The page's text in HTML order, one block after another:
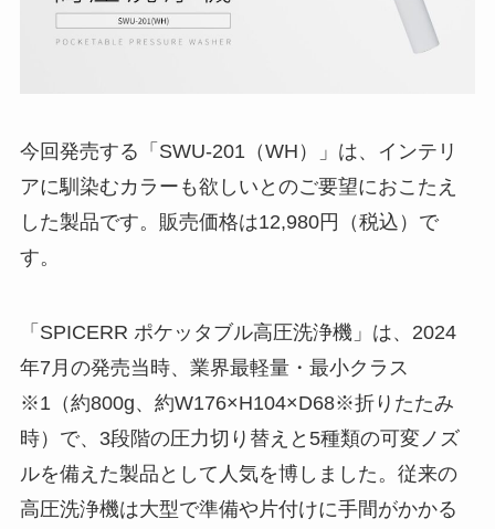
今回発売する「SWU-201（WH）」は、インテリ
アに馴染むカラーも欲しいとのご要望におこたえ
した製品です。販売価格は12,980円（税込）で
す。
「SPICERR ポケッタブル高圧洗浄機」は、2024
年7月の発売当時、業界最軽量・最小クラス
※1（約800g、約W176×H104×D68※折りたたみ
時）で、3段階の圧力切り替えと5種類の可変ノズ
ルを備えた製品として人気を博しました。従来の
高圧洗浄機は大型で準備や片付けに手間がかかる